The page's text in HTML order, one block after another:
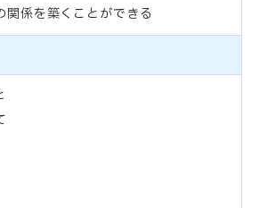
係を築くことができる